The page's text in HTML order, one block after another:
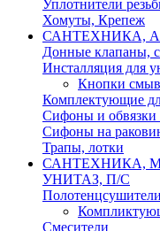
Уплотнители
Хомуты, Крепеж
САНТЕХНИКА,
Донные клапаны,
Инсталляция для
Кнопки
Комплектующие
Сифоны и обвязки
Сифоны на
Трапы, лотки
САНТЕХНИКА,
УНИТАЗ, П/С
Полотенцсушители
Смесители